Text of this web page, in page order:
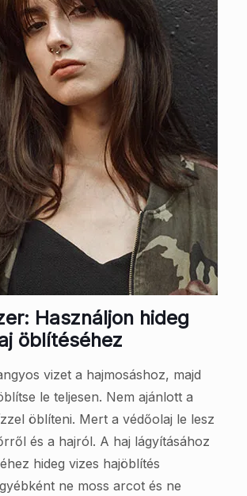
Használjon hideg
öblítéséhez
vizet a hajmosáshoz, majd
le teljesen. Nem ajánlott a
öblíteni. Mert a védőolaj le lesz
és a hajról. A haj lágyításához
hideg vizes hajöblítés
ne moss arcot és ne